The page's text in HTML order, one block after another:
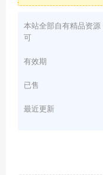
本站全部自有精品资
可
有效期
已售
最近更新